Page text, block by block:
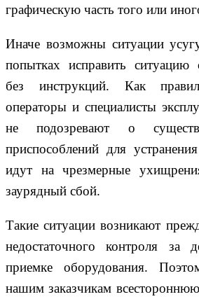
графическую часть того или
Иначе возможны ситуации
попытках исправить ситуацию
без инструкций. Как
операторы и специалисты
не подозревают о
приспособлений для
идут на чрезмерные
заурядный сбой.
Такие ситуации возникают
недостаточного контроля за
приемке оборудования.
нашим заказчикам